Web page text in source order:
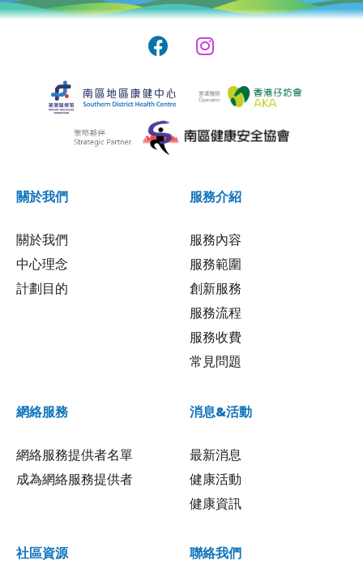
關於我們
關於我們
中心理念
計劃目的
服務介紹
服務內容
服務範圍
創新服務
服務流程
服務收費
常見問題
網絡服務
網絡服務提供者名單
成為網絡服務提供者
消息&活動
最新消息
健康活動
健康資訊
社區資源 聯絡我們